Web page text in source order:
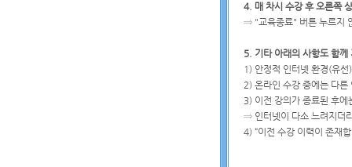
4. 매 차시 수강 후 오른쪽
⇒ "교육종료" 버튼 누르지
5. 기타 아래의 사항도 함
1) 안정적 인터넷 환경(유
2) 온라인 수강 중에는 다
3) 이전 강의가 종료된 후
⇒ 인터넷이 다소 느려지더
4) “이전 수강 이력이 존재